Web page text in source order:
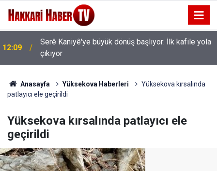
12:09
Serê Kaniyê'ye büyük dönüş başlıyor: İlk kafile yola
çıkıyor
11:35
AK Parti Hakkâri Teşkilatı Esendere'de kadınlarla
buluştu
Anasayfa Yüksekova Haberleri
Yüksekova kırsalında
patlayıcı ele geçirildi
Yüksekova kırsalında patlayıcı ele
geçirildi